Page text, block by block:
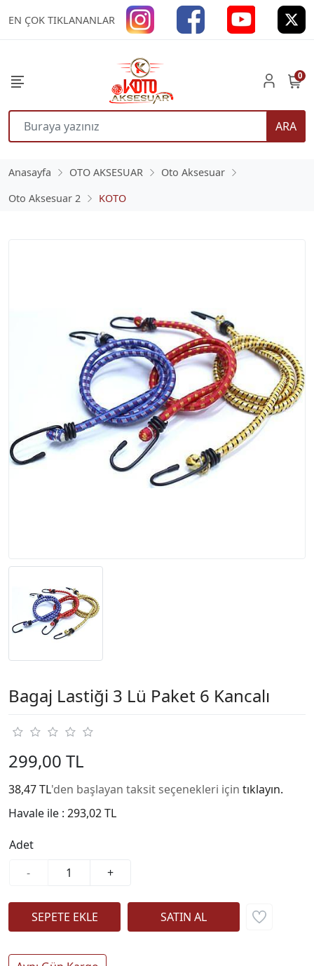
EN ÇOK TIKLANANLAR
ARA
0
Anasayfa OTO AKSESUAR
Oto Aksesuar
Oto Aksesuar 2
KOTO
Bagaj Lastiği 3 Lü Paket 6 Kancalı
299,00 TL
38,47 TL'den başlayan taksit seçenekleri için tıklayın.
Havale ile : 293,02 TL
Adet
-
+